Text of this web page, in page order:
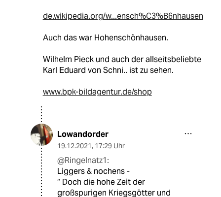
de.wikipedia.org/w...ensch%C3%B6nhausen
Auch das war Hohenschönhausen.
Wilhelm Pieck und auch der allseitsbeliebte
Karl Eduard von Schni.. ist zu sehen.
www.bpk-bildagentur.de/shop
Lowandorder
19.12.2021, 17:29 Uhr
@Ringelnatz1:
Liggers & nochens -
“ Doch die hohe Zeit der
großspurigen Kriegsgötter und